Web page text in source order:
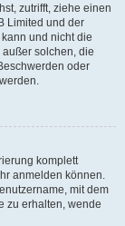
zutrifft, ziehe einen
Limited und der
und nicht die
solchen, die
oder
komplett
anmelden können.
mit dem
zu erhalten, wende